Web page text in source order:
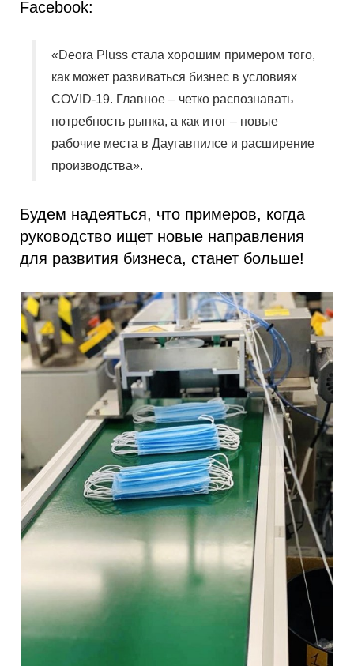
Facebook:
«Deora Pluss стала хорошим примером того,
как может развиваться бизнес в условиях
COVID-19. Главное – четко распознавать
потребность рынка, а как итог – новые
рабочие места в Даугавпилсе и расширение
производства».
Будем надеяться, что примеров, когда
руководство ищет новые направления
для развития бизнеса, станет больше!